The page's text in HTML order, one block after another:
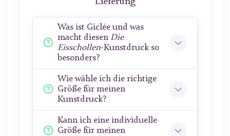
Lieferung
Was ist Giclée und was
macht diesen Die
Eisschollen-Kunstdruck so
besonders?
Wie wähle ich die richtige
Größe für meinen
Kunstdruck?
Kann ich eine individuelle
Größe für meinen